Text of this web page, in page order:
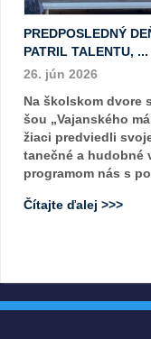
PREDPOSLEDNÝ
PATRIL TALENTU, ...
26. jún 2026
Na školskom dvore
šou „Vajanského
žiaci predviedli
tanečné a hudobné
programom nás s
Čítajte ďalej >>>